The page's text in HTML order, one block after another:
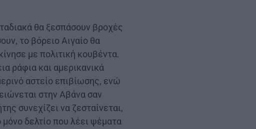
θα ξεσπάσουν βροχές
το βόρειο Αιγαίο θα
με πολιτική κουβέντα.
ράφια και αμερικανικά
αστείο επιβίωσης, ενώ
στην Αβάνα σαν
συνεχίζει να ζεσταίνεται,
μόνο δελτίο που λέει ψέματα